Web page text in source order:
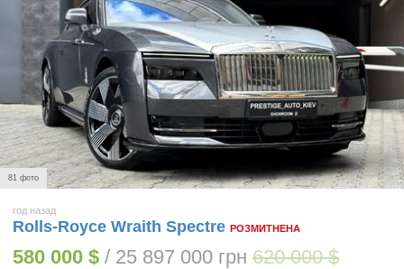
81 фото
год назад
Rolls-Royce Wraith Spectre РОЗМИТНЕНА
580 000 $ / 25 897 000 грн 620 000 $